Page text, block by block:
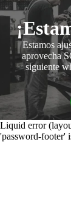
Estamos
aprovecha
siguiente
Liquid error
'password-footer'